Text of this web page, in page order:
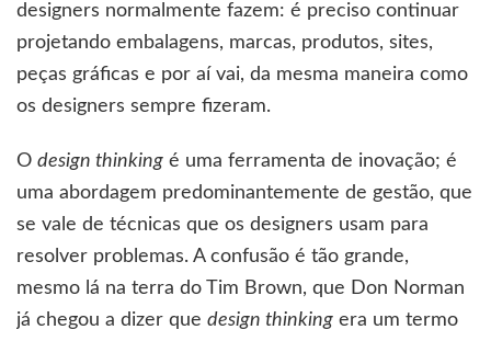
designers normalmente fazem: é preciso continuar
projetando embalagens, marcas, produtos, sites,
peças gráficas e por aí vai, da mesma maneira como
os designers sempre fizeram.
O design thinking é uma ferramenta de inovação; é
uma abordagem predominantemente de gestão, que
se vale de técnicas que os designers usam para
resolver problemas. A confusão é tão grande,
mesmo lá na terra do Tim Brown, que Don Norman
já chegou a dizer que design thinking era um termo